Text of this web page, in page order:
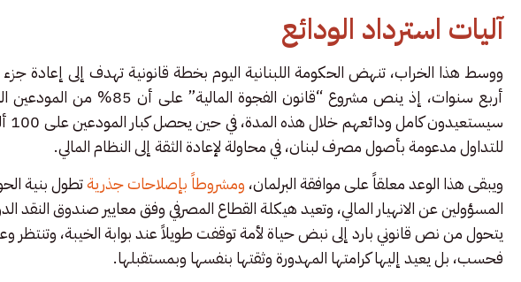
آليات استرداد الودائع
ووسط هذا الخراب، تنهض الحكومة اللبنانية اليوم بخطة قانونية تهدف إلى إعادة
للتداول مدعومة بأصول مصرف لبنان، في محاولة لإعادة الثقة إلى النظام المالي.
ويبقى هذا الوعد معلقاً على موافقة البرلمان، ومشروطاً بإصلاحات جذريةتطول بنية
المسؤولين عن الانهيار المالي، وتعيد هيكلة القطاع المصرفي وفق معايير صندوق النقد
يتحول من نص قانوني بارد إلى نبض حياة لأمة توقفت طويلاً عند بوابة الخيبة، وتنتظر
فحسب، بل يعيد إليها كرامتها المهدورة وثقتها بنفسها وبمستقبلها.